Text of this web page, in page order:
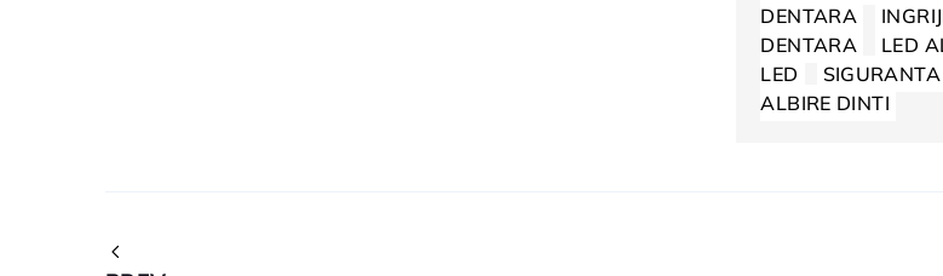
DENTARA
DENTARA
LED
LED
ALBIRE DINTI